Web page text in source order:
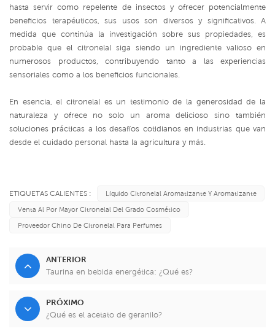
hasta servir como repelente de insectos y ofrecer potencialmente
beneficios terapéuticos, sus usos son diversos y significativos. A
medida que continúa la investigación sobre sus propiedades, es
probable que el citronelal siga siendo un ingrediente valioso en
numerosos productos, contribuyendo tanto a las experiencias
sensoriales como a los beneficios funcionales.
En esencia, el citronelal es un testimonio de la generosidad de la
naturaleza y ofrece no solo un aroma delicioso sino también
soluciones prácticas a los desafíos cotidianos en industrias que van
desde el cuidado personal hasta la agricultura y más.
ETIQUETAS CALIENTES :
Líquido Citronelal Aromatizante Y Aromatizante
Venta Al Por Mayor Citronelal Del Grado Cosmético
Proveedor Chino De Citronelal Para Perfumes
ANTERIOR
Taurina en bebida energética: ¿Qué es?
PRÓXIMO
¿Qué es el acetato de geranilo?